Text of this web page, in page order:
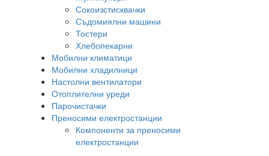
Сокоизстисквачки
Съдомиялни машини
Тостери
Хлебопекарни
Мобилни климатици
Мобилни хладилници
Настолни вентилатори
Отоплителни уреди
Парочистачки
Преносими електростанции
Компоненти за преносими
електростанции